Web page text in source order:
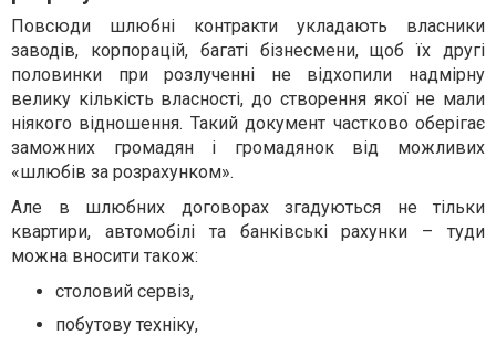
Повсюди шлюбні контракти укладають власники
заводів, корпорацій, багаті бізнесмени, щоб їх другі
половинки при розлученні не відхопили надмірну
велику кількість власності, до створення якої не мали
ніякого відношення. Такий документ частково оберігає
заможних громадян і громадянок від можливих
«шлюбів за розрахунком».
Але в шлюбних договорах згадуються не тільки
квартири, автомобілі та банківські рахунки – туди
можна вносити також:
столовий сервіз,
побутову техніку,